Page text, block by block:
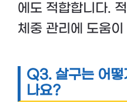
에도 적합합니다.
체중 관리에 도움이
Q3. 살구는 어떻
나요?